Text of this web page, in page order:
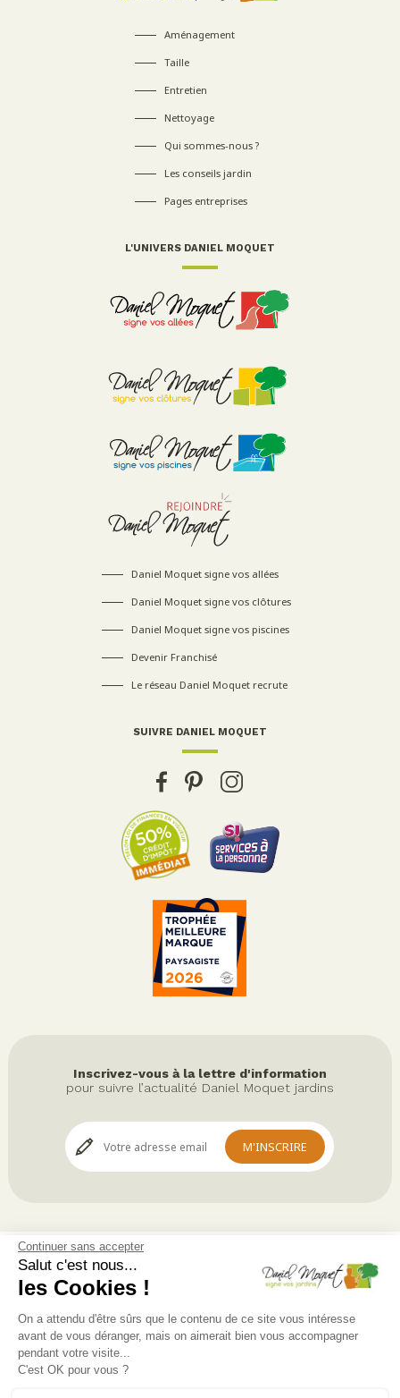
Continuer sans accepter
Salut c'est nous...
les Cookies !
On a attendu d'être sûrs que le contenu de ce site vous intéresse
avant de vous déranger, mais on aimerait bien vous accompagner
pendant votre visite...
C'est OK pour vous ?
Aménagement
Taille
Entretien
Nettoyage
Qui sommes-nous ?
Les conseils jardin
Pages entreprises
L'UNIVERS DANIEL MOQUET
Daniel Moquet signe vos allées
Daniel Moquet signe vos clôtures
Daniel Moquet signe vos piscines
Devenir Franchisé
Le réseau Daniel Moquet recrute
SUIVRE DANIEL MOQUET
Inscrivez-vous à la lettre d'information
pour suivre l’actualité Daniel Moquet jardins
Foire aux questions
Mentions légales